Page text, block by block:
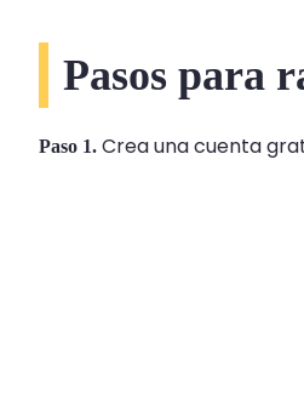
Pasos para
Paso 1. Crea una cuenta